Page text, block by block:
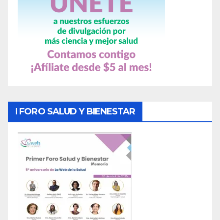
I FORO SALUD Y BIENESTAR